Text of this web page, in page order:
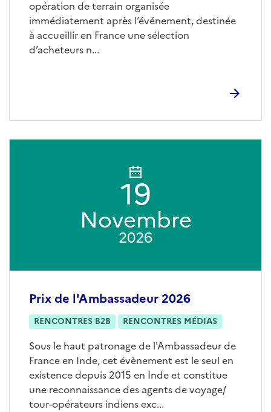
opération de terrain organisée
immédiatement après l’événement, destinée
à accueillir en France une sélection
d’acheteurs n...
Prix de l'Ambassadeur 2026
RENCONTRES B2B RENCONTRES MÉDIAS
Sous le haut patronage de l'Ambassadeur de
France en Inde, cet évènement est le seul en
existence depuis 2015 en Inde et constitue
une reconnaissance des agents de voyage/
tour-opérateurs indiens exc...
19
Novembre
2026